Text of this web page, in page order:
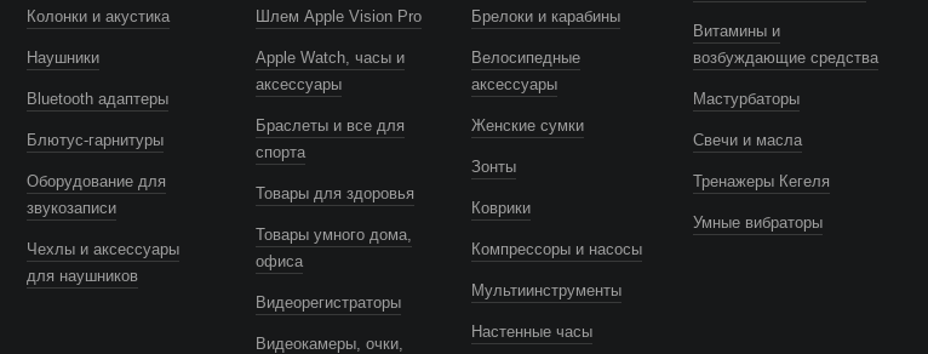
Колонки и акустика
Наушники
Bluetooth адаптеры
Блютус-гарнитуры
Оборудование для
звукозаписи
Чехлы и аксессуары
для наушников
Шлем Apple Vision Pro
Apple Watch, часы и
аксессуары
Браслеты и все для
спорта
Товары для здоровья
Товары умного дома,
офиса
Видеорегистраторы
Видеокамеры, очки,
Брелоки и карабины
Велосипедные
аксессуары
Женские сумки
Зонты
Коврики
Компрессоры и насосы
Мультиинструменты
Настенные часы
Витамины и
возбуждающие средства
Мастурбаторы
Свечи и масла
Тренажеры Кегеля
Умные вибраторы